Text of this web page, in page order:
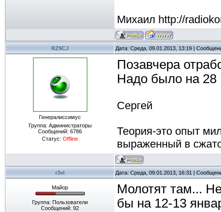
Михаил http://
RZ9CJ Дата: Среда, 09.01.2013, 13:19 |
Генералиссимус
Группа: Администраторы
Сообщений: 6786
Статус: Offline
Позавчера
Надо было на 28
Сергей
Теория-это опыт
выраженный в
r3vl Дата: Среда, 09.01.2013, 16:31 |
Майор
Группа: Пользователи
Сообщений: 92
Молотят там...
бы на 12-13